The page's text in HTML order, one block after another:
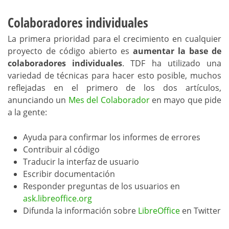
Colaboradores individuales
La primera prioridad para el crecimiento en cualquier
proyecto de código abierto es aumentar la base de
colaboradores individuales. TDF ha utilizado una
variedad de técnicas para hacer esto posible, muchos
reflejadas en el primero de los dos artículos,
anunciando un Mes del Colaboradoren mayo que pide
a la gente:
Ayuda para confirmar los informes de errores
Contribuir al código
Traducir la interfaz de usuario
Escribir documentación
Responder preguntas de los usuarios en
ask.libreoffice.org
Difunda la información sobre LibreOffice en Twitter